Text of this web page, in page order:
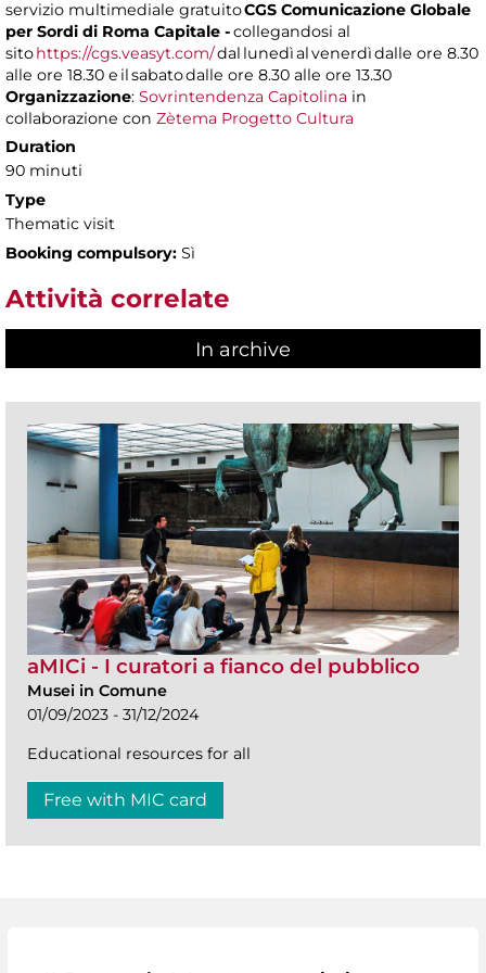
servizio multimediale gratuitoCGS Comunicazione Globale
per Sordi di Roma Capitale -collegandosi al
sitohttps://cgs.veasyt.com/dal lunedì al venerdì dalle ore 8.30
alle ore 18.30 e il sabato dalle ore 8.30 alle ore 13.30
Organizzazione: Sovrintendenza Capitolina in
collaborazione con Zètema Progetto Cultura
Duration
90 minuti
Type
Thematic visit
Booking compulsory: Sì
Attività correlate
In archive
aMICi - I curatori a fianco del pubblico
Musei in Comune
01/09/2023 - 31/12/2024
Educational resources for all
Free with MIC card